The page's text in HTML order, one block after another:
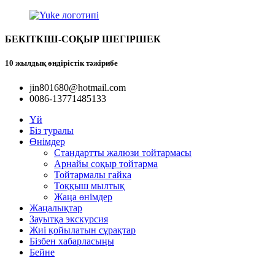
БЕКІТКІШ-СОҚЫР ШЕГІРШЕК
10 жылдық өндірістік тәжірибе
jin801680@hotmail.com
0086-13771485133
Үй
Біз туралы
Өнімдер
Стандартты жалюзи тойтармасы
Арнайы соқыр тойтарма
Тойтармалы гайка
Тоққыш мылтық
Жаңа өнімдер
Жаңалықтар
Зауытқа экскурсия
Жиі қойылатын сұрақтар
Бізбен хабарласыңы
Бейне